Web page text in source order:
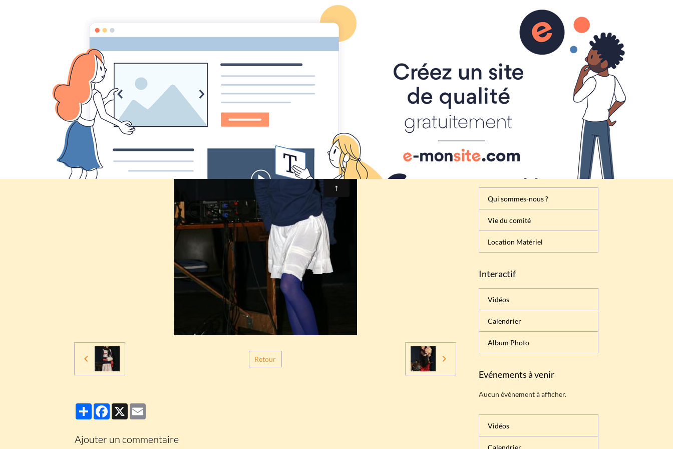
Location Matériel
Retour
PartagerFacebook
X
Ajouter un commentaire
Inscription
Règlement de la foire à tout
Attribution des emplacements
Activités du comité des fêtes
Qui sommes-nous ?
Vie du comité
Location Matériel
Interactif
Vidéos
Calendrier
Album Photo
Evénements à venir
Aucun évènement à afficher.
Vidéos
Calendrier